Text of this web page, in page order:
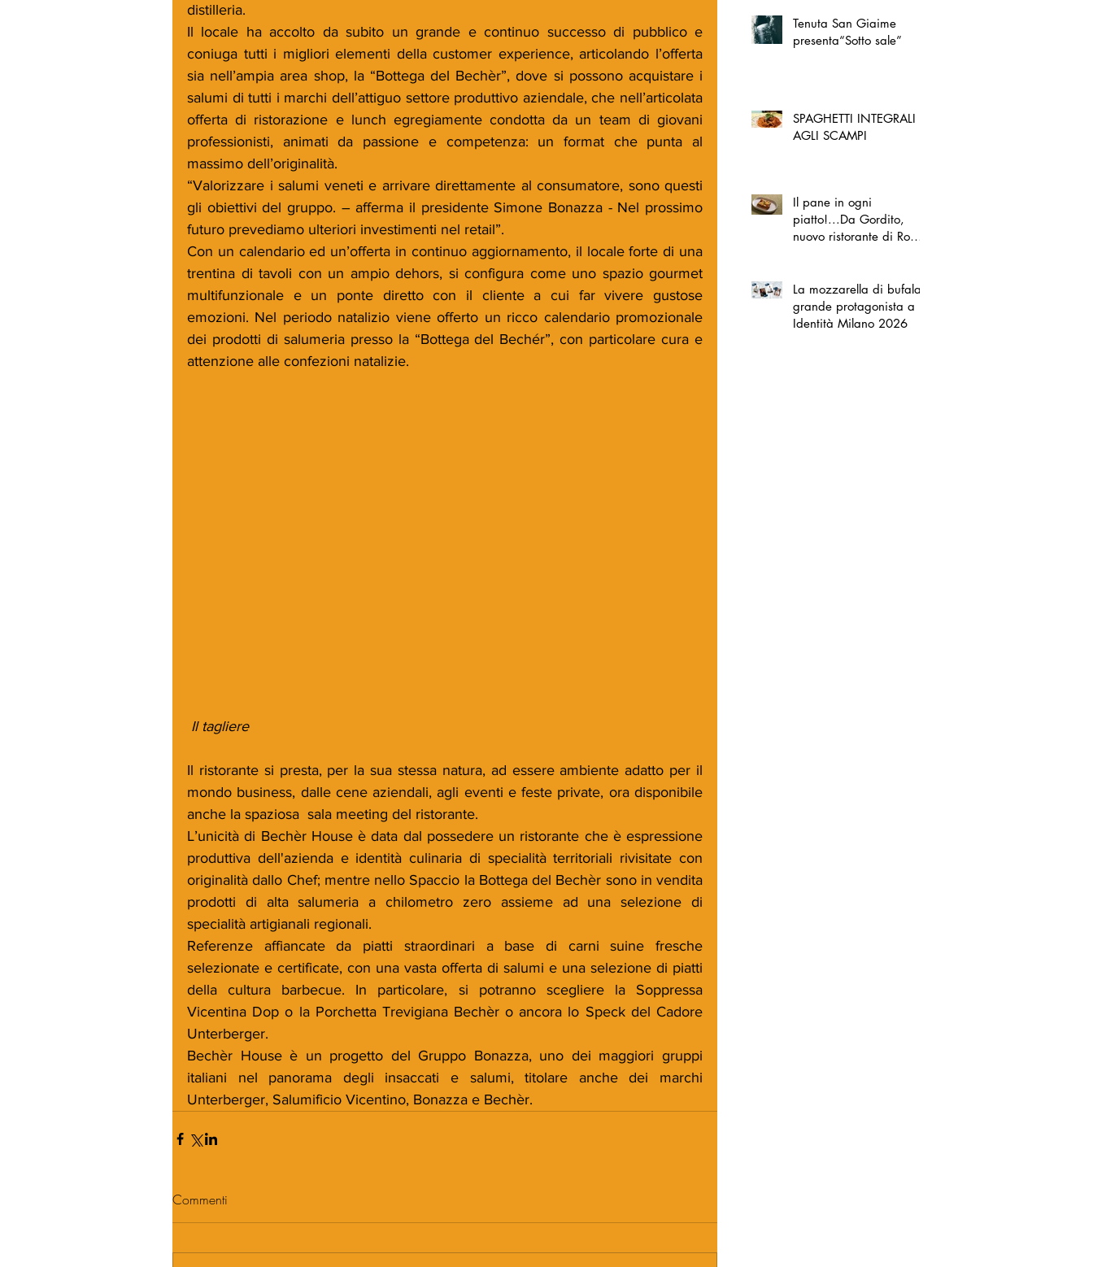
distilleria.
Il locale ha accolto da subito un grande e continuo successo di pubblico e
coniuga tutti i migliori elementi della customer experience, articolando l’offerta
sia nell’ampia area shop, la “Bottega del Bechèr”, dove si possono acquistare i
salumi di tutti i marchi dell’attiguo settore produttivo aziendale, che nell’articolata
offerta di ristorazione e lunch egregiamente condotta da un team di giovani
professionisti, animati da passione e competenza: un format che punta al
massimo dell’originalità.
“Valorizzare i salumi veneti e arrivare direttamente al consumatore, sono questi
gli obiettivi del gruppo. – afferma il presidente Simone Bonazza - Nel prossimo
futuro prevediamo ulteriori investimenti nel retail”.
Con un calendario ed un’offerta in continuo aggiornamento, il locale forte di una
trentina di tavoli con un ampio dehors, si configura come uno spazio gourmet
multifunzionale e un ponte diretto con il cliente a cui far vivere gustose
emozioni. Nel periodo natalizio viene offerto un ricco calendario promozionale
dei prodotti di salumeria presso la “Bottega del Bechér”, con particolare cura e
attenzione alle confezioni natalizie.
Il tagliere
Il ristorante si presta, per la sua stessa natura, ad essere ambiente adatto per il
mondo business, dalle cene aziendali, agli eventi e feste private, ora disponibile
anche la spaziosa  sala meeting del ristorante.
L’unicità di Bechèr House è data dal possedere un ristorante che è espressione
produttiva dell'azienda e identità culinaria di specialità territoriali rivisitate con
originalità dallo Chef; mentre nello Spaccio la Bottega del Bechèr sono in vendita
prodotti di alta salumeria a chilometro zero assieme ad una selezione di
specialità artigianali regionali.
Referenze affiancate da piatti straordinari a base di carni suine fresche
selezionate e certificate, con una vasta offerta di salumi e una selezione di piatti
della cultura barbecue. In particolare, si potranno scegliere la Soppressa
Vicentina Dop o la Porchetta Trevigiana Bechèr o ancora lo Speck del Cadore
Unterberger.
Bechèr House è un progetto del Gruppo Bonazza, uno dei maggiori gruppi
italiani nel panorama degli insaccati e salumi, titolare anche dei marchi
Unterberger, Salumificio Vicentino, Bonazza e Bechèr.
Commenti
Tenuta San Giaime
presenta“Sotto sale”
SPAGHETTI INTEGRALI
AGLI SCAMPI
Il pane in ogni
piatto!...Da Gordito,
nuovo ristorante di Roma
La mozzarella di bufala
grande protagonista a
Identità Milano 2026